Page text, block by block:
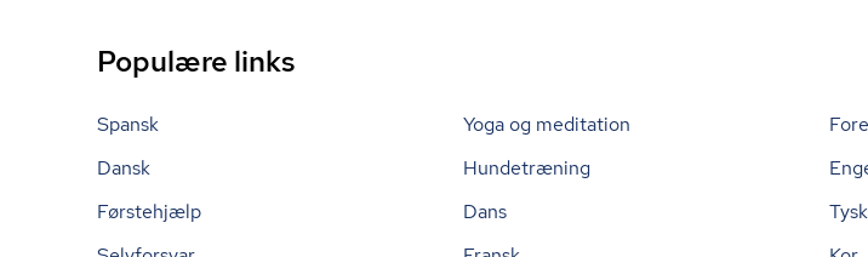
Populære links
Spansk Yoga og meditation
Dansk
Hundetræning
Førstehjælp
Dans Tysk